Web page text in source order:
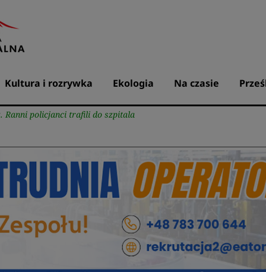
Kultura i rozrywka Ekologia Na czasie
Ranni policjanci trafili do szpitala